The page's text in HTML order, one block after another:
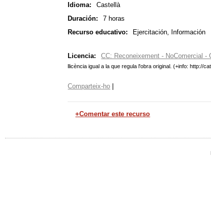
Idioma:
Castellà
Duración:
7 horas
Recurso educativo:
Ejercitación, Información
Licencia: CC: Reconeixement - NoComercial -
llicència igual a la que regula l'obra original. (+info: http://
Comparteix-ho
+Comentar este recurso